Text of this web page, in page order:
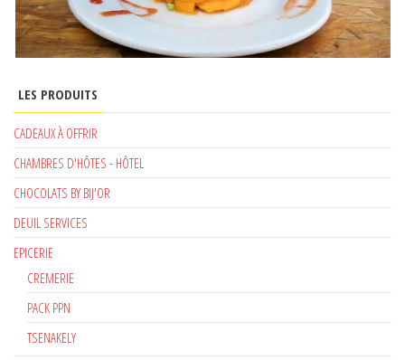
LES PRODUITS
CADEAUX À OFFRIR
CHAMBRES D'HÔTES - HÔTEL
CHOCOLATS BY BIJ'OR
DEUIL SERVICES
EPICERIE
CREMERIE
PACK PPN
TSENAKELY